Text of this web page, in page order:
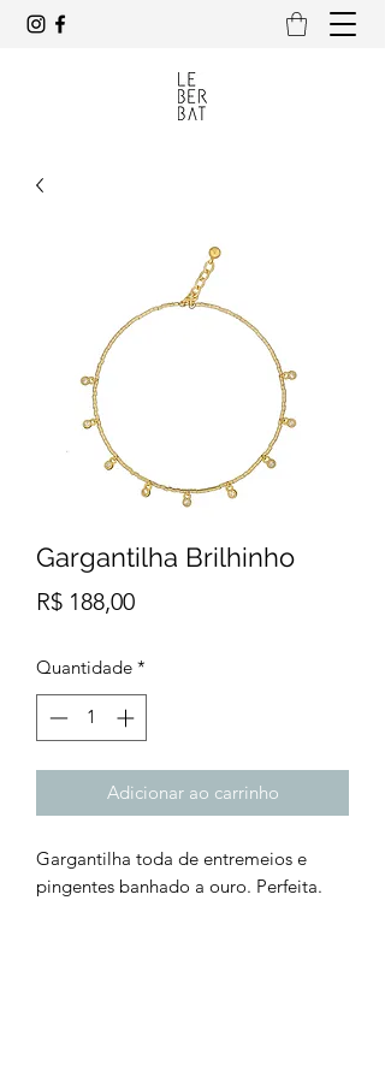
Gargantilha Brilhinho
R$ 188,00Preço
Quantidade *
Adicionar ao carrinho
Gargantilha toda de entremeios e
pingentes banhado a ouro. Perfeita.